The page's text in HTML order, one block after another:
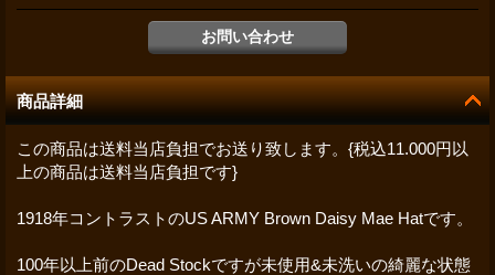
商品詳細
この商品は送料当店負担でお送り致します。{税込11.000円以
上の商品は送料当店負担です}
1918年コントラストのUS ARMY Brown Daisy Mae Hatです。
100年以上前のDead Stockですが未使用&未洗いの綺麗な状態